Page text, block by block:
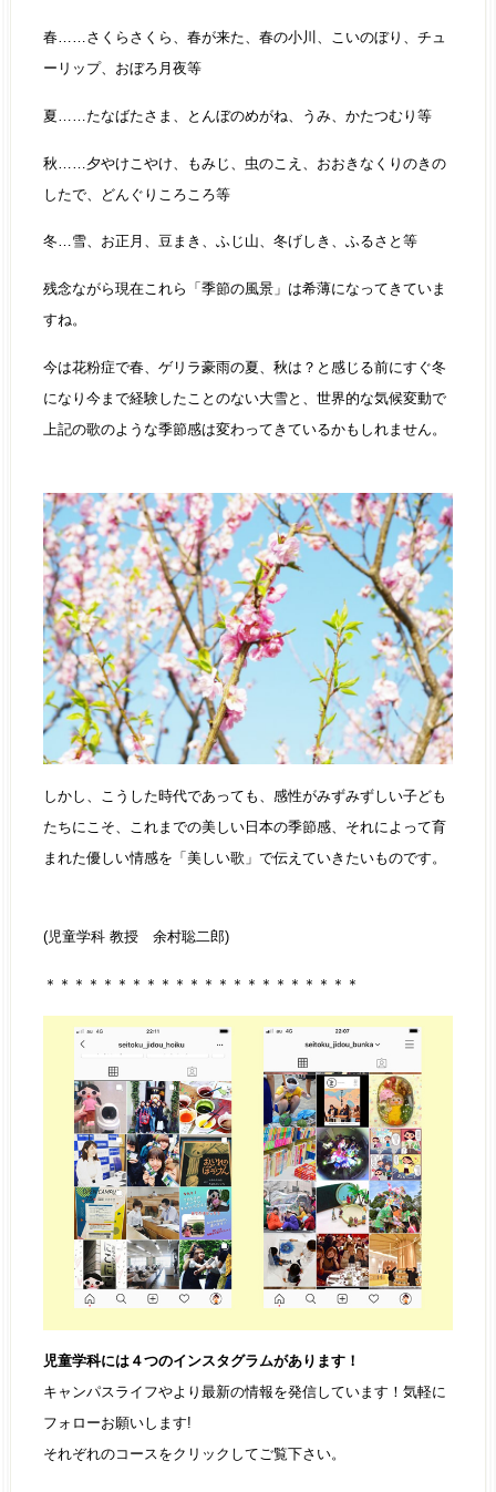
春……さくらさくら、春が来た、春の小川、こいのぼり、チュ
ーリップ、おぼろ月夜等
夏……たなばたさま、とんぼのめがね、うみ、かたつむり等
秋……夕やけこやけ、もみじ、虫のこえ、おおきなくりのきの
したで、どんぐりころころ等
冬…雪、お正月、豆まき、ふじ山、冬げしき、ふるさと等
残念ながら現在これら「季節の風景」は希薄になってきていま
すね。
今は花粉症で春、ゲリラ豪雨の夏、秋は？と感じる前にすぐ冬
になり今まで経験したことのない大雪と、世界的な気候変動で
上記の歌のような季節感は変わってきているかもしれません。
しかし、こうした時代であっても、感性がみずみずしい子ども
たちにこそ、これまでの美しい日本の季節感、それによって育
まれた優しい情感を「美しい歌」で伝えていきたいものです。
(児童学科 教授 余村聡二郎)
＊＊＊＊＊＊＊＊＊＊＊＊＊＊＊＊＊＊＊＊＊＊
児童学科には４つのインスタグラムがあります！
キャンパスライフやより最新の情報を発信しています！気軽に
フォローお願いします!
それぞれのコースをクリックしてご覧下さい。